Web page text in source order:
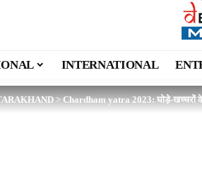
INTERNATIONAL
>Chardham yatra 2023: घोड़े-खच्चरों